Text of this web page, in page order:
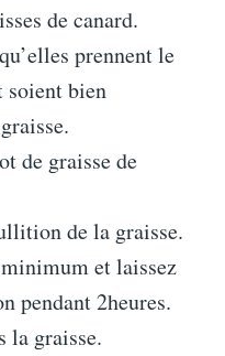
de canard.
prennent le
soient bien
de graisse de
de la graisse.
et laissez
pendant 2heures.
la graisse.